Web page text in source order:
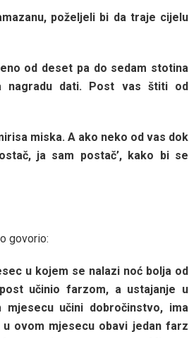
poželjeli bi da traje cijelu
od deset pa do sedam stotina
dati. Post vas štiti od
miska. A ako neko od vas dok
ja sam postač’, kako bi se
govorio:
u kojem se nalazi noć bolja od
učinio farzom, a ustajanje u
mjesecu učini dobročinstvo, ima
ovom mjesecu obavi jedan farz